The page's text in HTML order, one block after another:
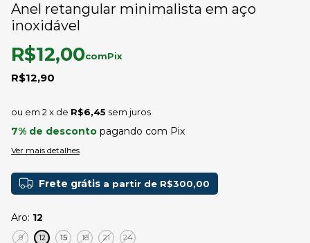
Anel retangular minimalista em aço
inoxidável
R$12,90
R$12,00comPix
2 x de R$6,45 sem juros
7% de desconto pagando com Pix
Ver mais detalhes
Frete grátis a partir de R$300,00
Aro: 12
9 12 15 18 21 24